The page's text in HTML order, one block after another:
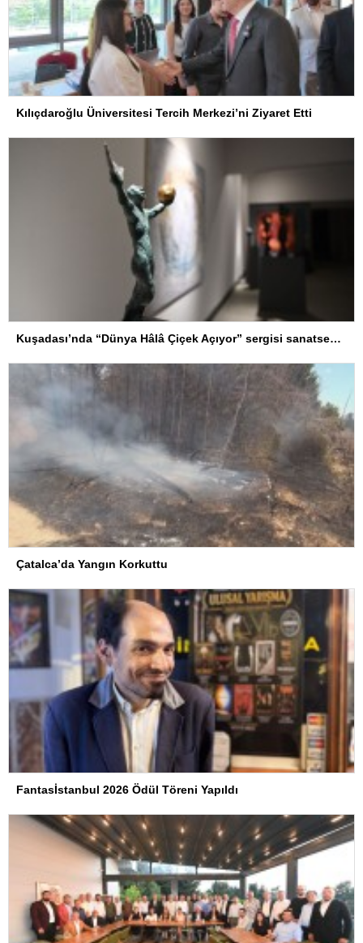
Kılıçdaroğlu Üniversitesi Tercih Merkezi’ni Ziyaret Etti
Kuşadası’nda “Dünya Hâlâ Çiçek Açıyor” sergisi sanatseverlerle buluşuyor
Çatalca’da Yangın Korkuttu
Fantasİstanbul 2026 Ödül Töreni Yapıldı